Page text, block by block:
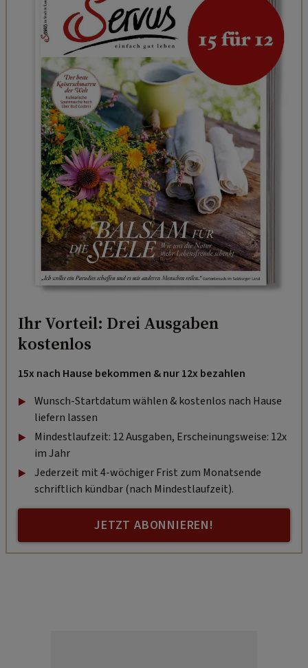
Ihr Vorteil: Drei Ausgaben
kostenlos
15x nach Hause bekommen & nur 12x bezahlen
Wunsch-Startdatum wählen & kostenlos nach Hause
liefern lassen
Mindestlaufzeit: 12 Ausgaben, Erscheinungsweise: 12x
im Jahr
Jederzeit mit 4-wöchiger Frist zum Monatsende
schriftlich kündbar (nach Mindestlaufzeit).
JETZT ABONNIEREN!